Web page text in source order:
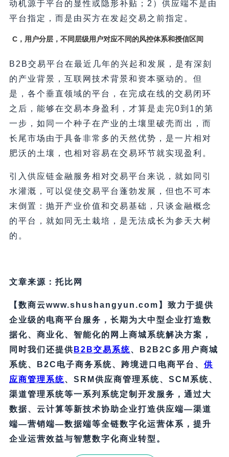
动机源于平台的显性或隐形补贴；2）供应端不是由
平台指定，而是由买方在发起交易之前指定。
C，用户分层，不同层级用户对应不同的风控体系和授信区间
B2B交易平台在最近几年的兴起和发展，是有深刻
的产业背景，互联网技术背景和资本驱动的。但
是，各个垂直领域的平台，在完成在线的交易闭环
之后，能够在交易本身盈利，才算是走完0到1的第
一步，如同一个种子在产业的土壤里破壳而出，而
长尾市场由于具备非常多的天然优势，是一片相对
肥沃的土壤，也相对容易在交易环节就实现盈利。
引入供应链金融服务相对交易平台来说，就如同引
水灌溉，可以促使交易平台蓬勃发展，但也不可本
末倒置：抛开产业价值和交易基础，只谈金融概念
的平台，就如同无土栽培，是无法成长为参天大树
的。
文章来源：托比网
【数商云www.shushangyun.com】致力于提供
企业级的电商平台服务，长期为大中型企业打造数
据化、商业化、智能化的网上商城系统解决方案，
同时我们还提供 B2B交易系统、B2B2C多用户商城
系统、B2C电子商务系统、跨境进口电商平台、 供
应商管理系统、SRM供应商管理系统、SCM系统、
渠道管理系统等一系列系统定制开发服务，通过大
数据、云计算等新技术协助企业打造供应端—渠道
端—营销端—数据端等全链数字化运营体系，提升
企业运营效益与智慧数字化商业转型。